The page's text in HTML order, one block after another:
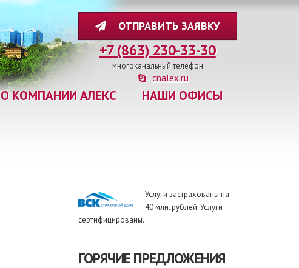
ОТПРАВИТЬ ЗАЯВКУ
+7 (863) 230-33-30
многоканальный телефон
cnalex.ru
О КОМПАНИИ АЛЕКС
НАШИ ОФИСЫ
Услуги застрахованы на
40 млн. рублей. Услуги
сертифицированы.
ГОРЯЧИЕ ПРЕДЛОЖЕНИЯ